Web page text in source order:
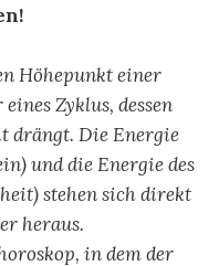
Höhepunkt einer
Zyklus, dessen
drängt. Die Energie
und die Energie des
stehen sich direkt
heraus.
in dem der